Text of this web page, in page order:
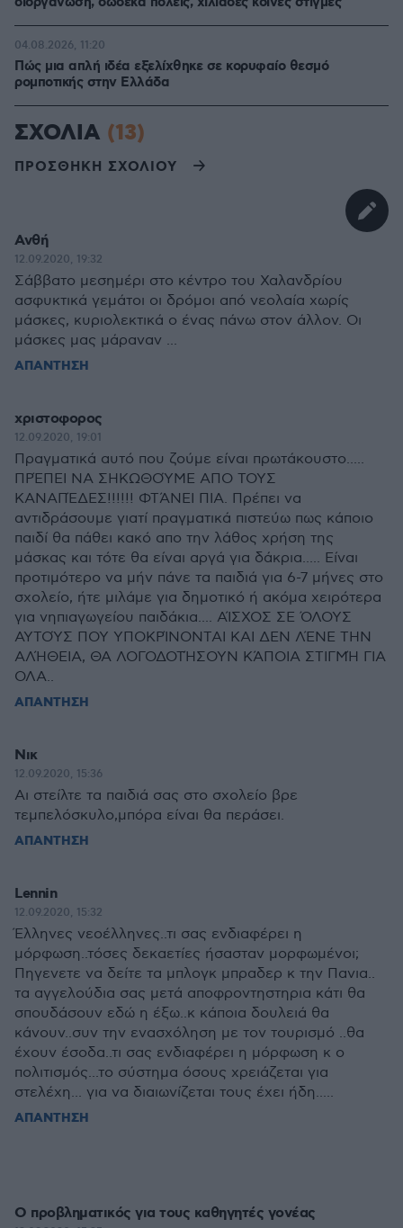
Πώς μια απλή ιδέα εξελίχθηκε σε κορυφαίο θεσμό
ρομποτικής στην Ελλάδα
04.08.2026, 11:20
ΣΧΟΛΙΑ (13)
ΠΡΟΣΘΗΚΗ ΣΧΟΛΙΟΥ
Ανθή
12.09.2020, 19:32
Σάββατο μεσημέρι στο κέντρο του Χαλανδρίου
ασφυκτικά γεμάτοι οι δρόμοι από νεολαία χωρίς
μάσκες, κυριολεκτικά ο ένας πάνω στον άλλον. Οι
μάσκες μας μάραναν ...
ΑΠΑΝΤΗΣΗ
χριστοφορος
12.09.2020, 19:01
Πραγματικά αυτό που ζούμε είναι πρωτάκουστο.....
ΠΡΈΠΕΙ ΝΑ ΣΗΚΩΘΟΎΜΕ ΑΠΟ ΤΟΥΣ
ΚΑΝΑΠΈΔΕΣ!!!!!! ΦΤΆΝΕΙ ΠΙΑ. Πρέπει να
αντιδράσουμε γιατί πραγματικά πιστεύω πως κάποιο
παιδί θα πάθει κακό απο την λάθος χρήση της
μάσκας και τότε θα είναι αργά για δάκρια..... Είναι
προτιμότερο να μήν πάνε τα παιδιά για 6-7 μήνες στο
σχολείο, ήτε μιλάμε για δημοτικό ή ακόμα χειρότερα
για νηπιαγωγείου παιδάκια.... ΑΊΣΧΟΣ ΣΕ ΌΛΟΥΣ
ΑΥΤΟΎΣ ΠΟΥ ΥΠΟΚΡΊΝΟΝΤΑΙ ΚΑΙ ΔΕΝ ΛΈΝΕ ΤΗΝ
ΑΛΉΘΕΙΑ, ΘΑ ΛΟΓΟΔΟΤΉΣΟΥΝ ΚΆΠΟΙΑ ΣΤΙΓΜΉ ΓΙΑ
ΟΛΑ..
ΑΠΑΝΤΗΣΗ
Νικ
12.09.2020, 15:36
Αι στείλτε τα παιδιά σας στο σχολείο βρε
τεμπελόσκυλο,μπόρα είναι θα περάσει.
ΑΠΑΝΤΗΣΗ
Lennin
12.09.2020, 15:32
Έλληνες νεοέλληνες..τι σας ενδιαφέρει η
μόρφωση..τόσες δεκαετίες ήσασταν μορφωμένοι;
Πηγενετε να δείτε τα μπλογκ μπραδερ κ την Πανια..
τα αγγελούδια σας μετά αποφροντηστηρια κάτι θα
σπουδάσουν εδώ η έξω..κ κάποια δουλειά θα
κάνουν..συν την ενασχόληση με τον τουρισμό ..θα
έχουν έσοδα..τι σας ενδιαφέρει η μόρφωση κ ο
πολιτισμός...το σύστημα όσους χρειάζεται για
στελέχη... για να διαιωνίζεται τους έχει ήδη.....
ΑΠΑΝΤΗΣΗ
Ο προβληματικός για τους καθηγητές γονέας